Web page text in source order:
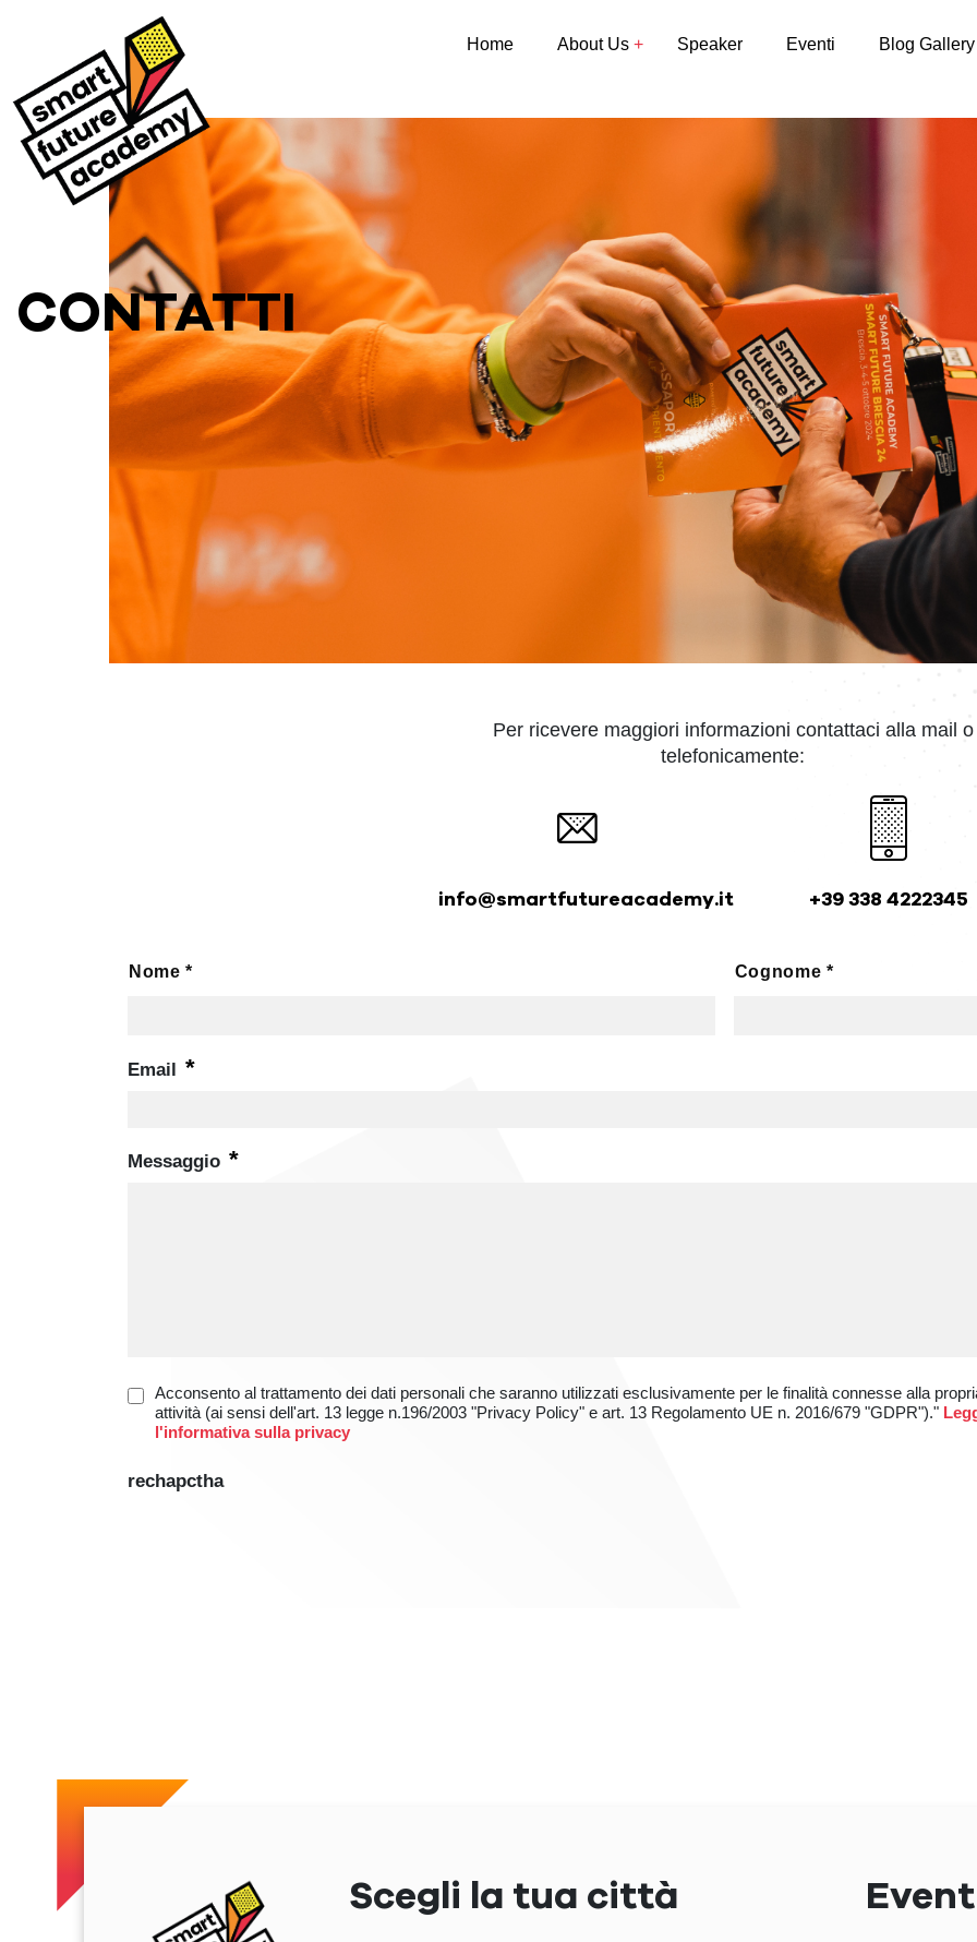
Home About Us Speaker Eventi Blog Gallery
CONTATTI
Per ricevere maggiori informazioni contattaci alla mail o
telefonicamente:
info@smartfutureacademy.it +39 338 4222345
Nome *
Nome * Cognome *
Email *
Messaggio *
Acconsento al trattamento dei dati personali che saranno utilizzati esclusivamente per le finalità connesse alla
attività (ai sensi dell'art. 13 legge n.196/2003 "Privacy Policy" e art. 13 Regolamento UE n. 2016/679 "GDPR")."
l'informativa sulla privacy
rechapctha
Scegli la tua città